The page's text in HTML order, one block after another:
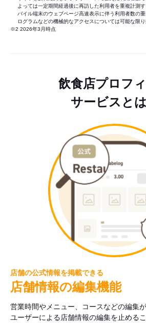
よっては一定期間経過後に再訪した利用者を重複計測
バイル端末のウェブページ高速表示に伴う利用者数の
ログラムなどの機械的なアクセスについては可能な限り
※2 2026年3月時点
飲食店プロフ
サービスと
店舗の公式情報を掲載できる
店舗情報の編集機能
営業時間やメニュー、コースなどの編集が
ユーザーによる店舗情報の編集を止める